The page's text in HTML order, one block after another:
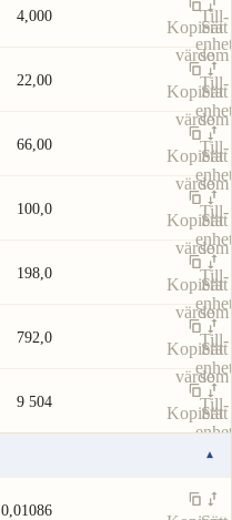
Till-
enhet
4,000
Kopiera
värde
Sätt
som
Till-
enhet
22,00
Kopiera
värde
Sätt
som
Till-
enhet
66,00
Kopiera
värde
Sätt
som
Till-
enhet
100,0
Kopiera
värde
Sätt
som
Till-
enhet
198,0
Kopiera
värde
Sätt
som
Till-
enhet
792,0
Kopiera
värde
Sätt
som
Till-
enhet
9 504
Kopiera
Sätt
enhet
▾
0,01086